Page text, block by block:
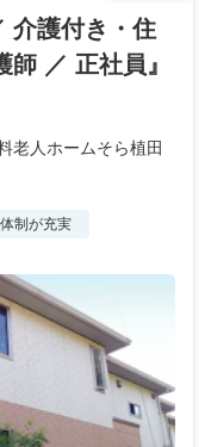
介護付き・住
／ 正社員』
老人ホームそら植田
制が充実